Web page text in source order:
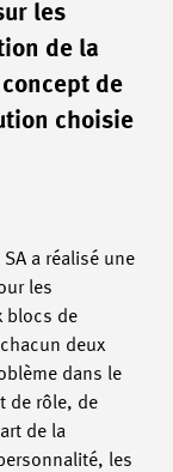
les
de la
de
choisie
a réalisé une
les
blocs de
deux
dans le
de rôle, de
de la
les